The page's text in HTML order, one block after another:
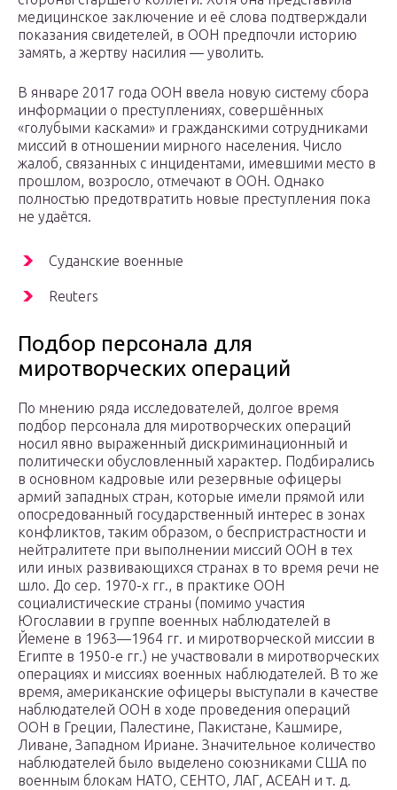
медицинское заключение и её слова подтверждали
показания свидетелей, в ООН предпочли историю
замять, а жертву насилия — уволить.
В январе 2017 года ООН ввела новую систему сбора
информации о преступлениях, совершённых
«голубыми касками» и гражданскими сотрудниками
миссий в отношении мирного населения. Число
жалоб, связанных с инцидентами, имевшими место в
прошлом, возросло, отмечают в ООН. Однако
полностью предотвратить новые преступления пока
не удаётся.
Суданские военные
Reuters
Подбор персонала для
миротворческих операций
По мнению ряда исследователей, долгое время
подбор персонала для миротворческих операций
носил явно выраженный дискриминационный и
политически обусловленный характер. Подбирались
в основном кадровые или резервные офицеры
армий западных стран, которые имели прямой или
опосредованный государственный интерес в зонах
конфликтов, таким образом, о беспристрастности и
нейтралитете при выполнении миссий ООН в тех
или иных развивающихся странах в то время речи не
шло. До сер. 1970-х гг., в практике ООН
социалистические страны (помимо участия
Югославии в группе военных наблюдателей в
Йемене в 1963—1964 гг. и миротворческой миссии в
Египте в 1950-е гг.) не участвовали в миротворческих
операциях и миссиях военных наблюдателей. В то же
время, американские офицеры выступали в качестве
наблюдателей ООН в ходе проведения операций
ООН в Греции, Палестине, Пакистане, Кашмире,
Ливане, Западном Ириане. Значительное количество
наблюдателей было выделено союзниками США по
военным блокам НАТО, СЕНТО, ЛАГ, АСЕАН и т. д.